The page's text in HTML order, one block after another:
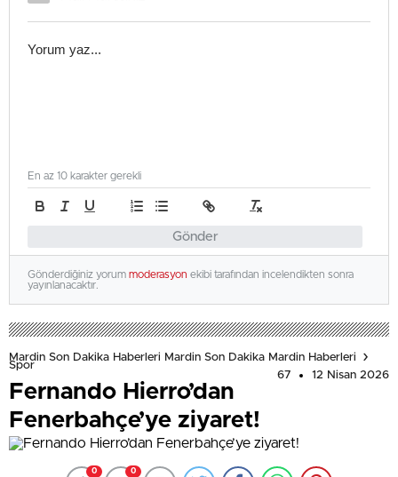
Gönder
En az 10 karakter gerekli
Gönderdiğiniz yorum moderasyon ekibi tarafından incelendikten sonra
yayınlanacaktır.
Mardin Son Dakika Haberleri Mardin Son Dakika Mardin Haberleri
Spor
67
12 Nisan 2026
Fernando Hierro’dan
Fenerbahçe’ye ziyaret!
0 0